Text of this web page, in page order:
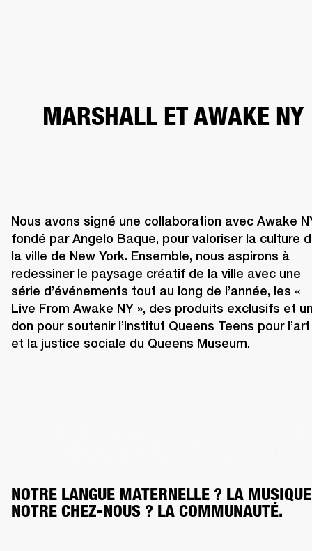
MARSHALL ET AWAKE NY
Nous avons signé une collaboration avec Awake
fondé par Angelo Baque, pour valoriser la culture
la ville de New York. Ensemble, nous aspirons à
redessiner le paysage créatif de la ville avec une
série d’événements tout au long de l’année, les «
Live From Awake NY », des produits exclusifs et
don pour soutenir l’Institut Queens Teens pour l’art
et la justice sociale du Queens Museum.
NOTRE LANGUE MATERNELLE ? LA
NOTRE CHEZ-NOUS ? LA COMMUNAUTÉ.